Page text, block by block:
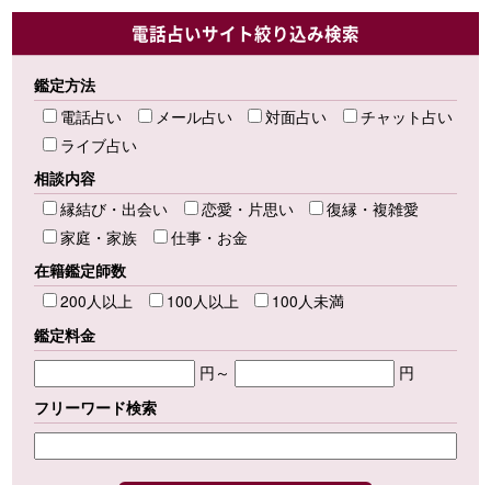
電話占いサイト絞り込み検索
鑑定方法
電話占い
メール占い 対面占い
チャット占い
ライブ占い
相談内容
縁結び・出会い
恋愛・片思い
復縁・複雑愛
家庭・家族
仕事・お金
在籍鑑定師数
200人以上
100人以上
100人未満
鑑定料金
円～
円
フリーワード検索